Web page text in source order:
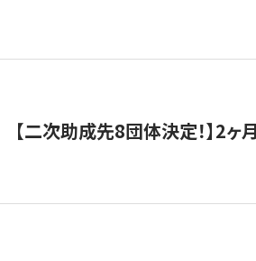
【二次助成先8団体決定！】2